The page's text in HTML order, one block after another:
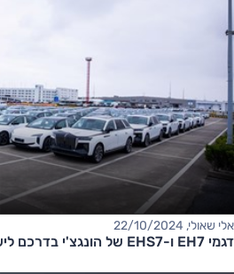
אלי שאולי, 22/10/2024
דגמי EH7 ו-EHS7 של הונגצ'י בדרכם לישראל